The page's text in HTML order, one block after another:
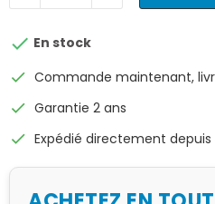
 En stock
check Commande maintenant,
check Garantie 2 ans
check Expédié directement depuis